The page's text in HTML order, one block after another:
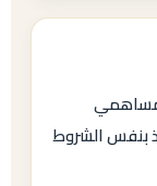
مساهمي
بنفس الشروط